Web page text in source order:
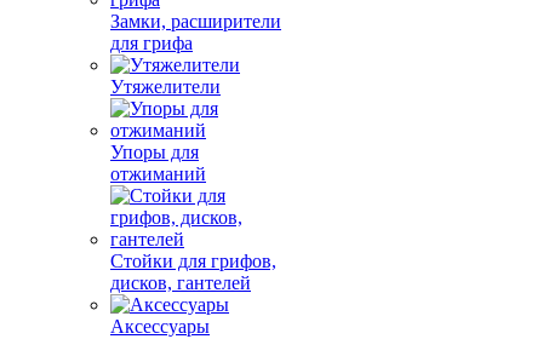
Замки, расширители
для грифа
Утяжелители
Упоры для
отжиманий
Стойки для грифов,
дисков, гантелей
Аксессуары